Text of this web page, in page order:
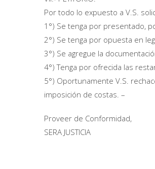
Por todo lo expuesto a V.S.
1°) Se tenga por presentado,
2°) Se tenga por opuesta en
3°) Se agregue la
4°) Tenga por ofrecida las
5°) Oportunamente V.S.
imposición de costas. –
Proveer de Conformidad,
SERA JUSTICIA